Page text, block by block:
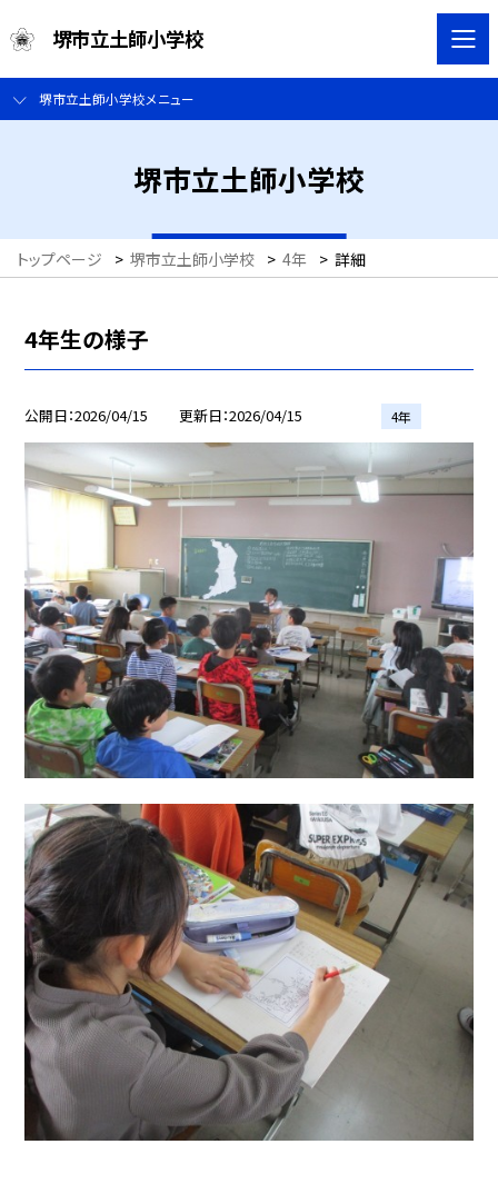
堺市立土師小学校
堺市立土師小学校メニュー
堺市立土師小学校
トップページ > 堺市立土師小学校 > 4年 > 詳細
4年生の様子
公開日 2026/04/15 更新日 2026/04/15 4年